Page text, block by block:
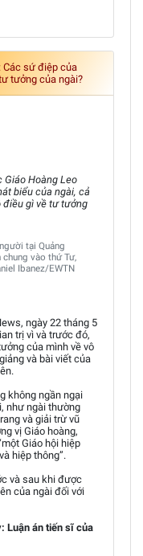
Các sứ điệp của
tưởng của ngài?
Hoàng Leo
biểu của ngài, cả
điều gì về tư tưởng
tại Quảng
vào thứ Tư,
Ibanez/EWTN
ngày 22 tháng 5
trị vì và trước đó,
của mình về vô
và bài viết của
không ngần ngại
như ngài thường
và giải trừ vũ
vị Giáo hoàng,
Giáo hội hiệp
hiệp thông”.
và sau khi được
của ngài đối với
Luận án tiến sĩ của